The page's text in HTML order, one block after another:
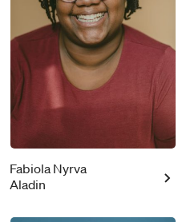
Fabiola Nyrva
Aladin